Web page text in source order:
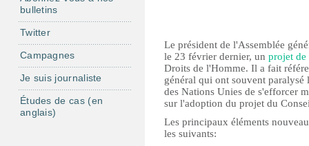
Le président de l'Assemblée
le 23 février dernier, un projet de
Droits de l'Homme. Il a fait
général qui ont souvent paralysé
des Nations Unies de s'efforcer
sur l'adoption du projet du
Les principaux éléments
les suivants:
bulletins
Twitter
Campagnes
Je suis journaliste
Études de cas (en
anglais)